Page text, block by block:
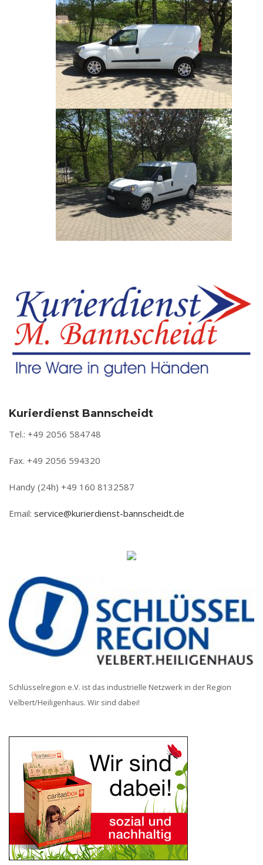
Kurierdienst Bannscheidt
Tel.: +49 2056 584748
Fax. +49 2056 594320
Handy (24h) +49 160 8132587
Email: service@kurierdienst-bannscheidt.de
Schlüsselregion e.V. ist das industrielle Netzwerk in der Region
Velbert/Heiligenhaus. Wir sind dabei!